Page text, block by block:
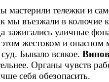
тележки и
въезжали в колючие
зажигались уличные
жестоком и
Бывало всякое.
Органы чувств
себя обезопасить.